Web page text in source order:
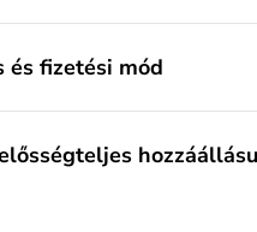
és fizetési mód